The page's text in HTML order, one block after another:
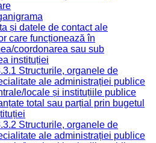
și datele de contact ale
care funcționează în
coordonarea sau sub
instituției
Structurile, organele de
ale administrației publice
locale și instituțiile publice
total sau parțial prin bugetul
Structurile, organele de
ale administrației publice